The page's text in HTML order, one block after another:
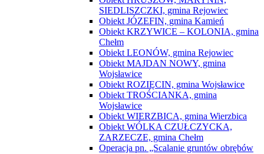
– KOLONIA, gmina Chełm
Obiekt HRUSZÓW, MARYNIN,
SIEDLISZCZKI, gmina Rejowiec
Obiekt JÓZEFIN, gmina Kamień
Obiekt KRZYWICE – KOLONIA, gmina
Chełm
Obiekt LEONÓW, gmina Rejowiec
Obiekt MAJDAN NOWY, gmina
Wojsławice
Obiekt ROZIĘCIN, gmina Wojsławice
Obiekt TROŚCIANKA, gmina
Wojsławice
Obiekt WIERZBICA, gmina Wierzbica
Obiekt WÓLKA CZUŁCZYCKA,